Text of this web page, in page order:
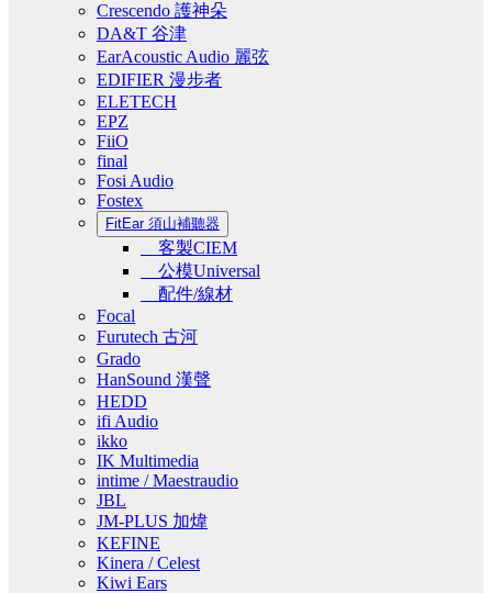
Crescendo 護神朵
DA&T 谷津
EarAcoustic Audio 麗弦
EDIFIER 漫步者
ELETECH
EPZ
FiiO
final
Fosi Audio
Fostex
FitEar 須山補聽器
客製CIEM
公模Universal
配件/線材
Focal
Furutech 古河
Grado
HanSound 漢聲
HEDD
ifi Audio
ikko
IK Multimedia
intime / Maestraudio
JBL
JM-PLUS 加煒
KEFINE
Kinera / Celest
Kiwi Ears